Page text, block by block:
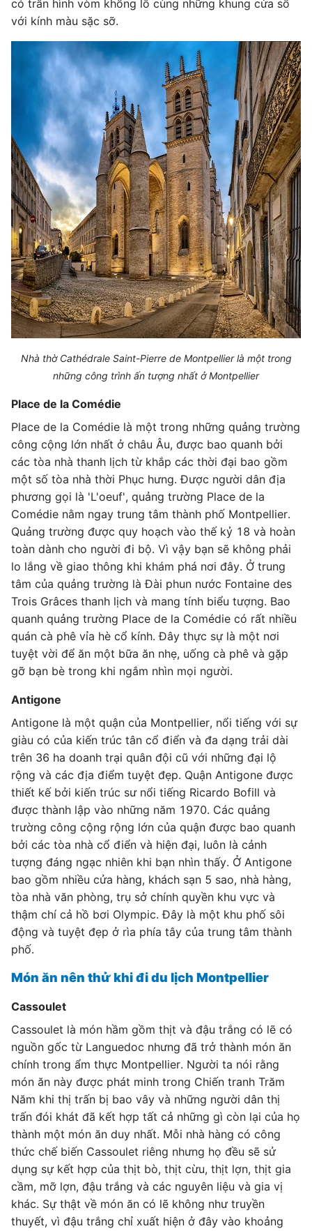
có trần hình vòm khổng lồ cùng những khung cửa sổ
với kính màu sặc sỡ.
Nhà thờ Cathédrale Saint-Pierre de Montpellier là một trong
những công trình ấn tượng nhất ở Montpellier
Place de la Comédie
Place de la Comédie là một trong những quảng trường
công cộng lớn nhất ở châu Âu, được bao quanh bởi
các tòa nhà thanh lịch từ khắp các thời đại bao gồm
một số tòa nhà thời Phục hưng. Được người dân địa
phương gọi là 'L'oeuf', quảng trường Place de la
Comédie nằm ngay trung tâm thành phố Montpellier.
Quảng trường được quy hoạch vào thế kỷ 18 và hoàn
toàn dành cho người đi bộ. Vì vậy bạn sẽ không phải
lo lắng về giao thông khi khám phá nơi đây. Ở trung
tâm của quảng trường là Đài phun nước Fontaine des
Trois Grâces thanh lịch và mang tính biểu tượng. Bao
quanh quảng trường Place de la Comédie có rất nhiều
quán cà phê vỉa hè cổ kính. Đây thực sự là một nơi
tuyệt vời để ăn một bữa ăn nhẹ, uống cà phê và gặp
gỡ bạn bè trong khi ngắm nhìn mọi người.
Antigone
Antigone là một quận của Montpellier, nổi tiếng với sự
giàu có của kiến ​​trúc tân cổ điển và đa dạng trải dài
trên 36 ha doanh trại quân đội cũ với những đại lộ
rộng và các địa điểm tuyệt đẹp. Quận Antigone được
thiết kế bởi kiến ​​trúc sư nổi tiếng Ricardo Bofill và
được thành lập vào những năm 1970. Các quảng
trường công cộng rộng lớn của quận được bao quanh
bởi các tòa nhà cổ điển và hiện đại, luôn là cảnh
tượng đáng ngạc nhiên khi bạn nhìn thấy. Ở Antigone
bao gồm nhiều cửa hàng, khách sạn 5 sao, nhà hàng,
tòa nhà văn phòng, trụ sở chính quyền khu vực và
thậm chí cả hồ bơi Olympic. Đây là một khu phố sôi
động và tuyệt đẹp ở rìa phía tây của trung tâm thành
phố.
Món ăn nên thử khi đi du lịch Montpellier
Cassoulet
Cassoulet là món hầm gồm thịt và đậu trắng có lẽ có
nguồn gốc từ Languedoc nhưng đã trở thành món ăn
chính trong ẩm thực Montpellier. Người ta nói rằng
món ăn này được phát minh trong Chiến tranh Trăm
Năm khi thị trấn bị bao vây và những người dân thị
trấn đói khát đã kết hợp tất cả những gì còn lại của họ
thành một món ăn duy nhất. Mỗi nhà hàng có công
thức chế biến Cassoulet riêng nhưng họ đều sẽ sử
dụng sự kết hợp của thịt bò, thịt cừu, thịt lợn, thịt gia
cầm, mỡ lợn, đậu trắng và các nguyên liệu và gia vị
khác. Sự thật về món ăn có lẽ không như truyền
thuyết, vì đậu trắng chỉ xuất hiện ở đây vào khoảng